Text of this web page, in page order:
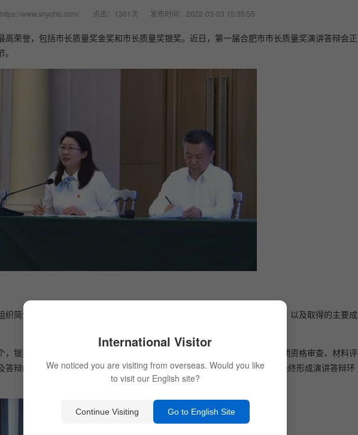
www.shychb.com/ 点击：1361次 发布时间：2022-03-03 15:35:55
荣誉，包括市长质量奖金奖和市长质量奖银奖。近日，第一届合肥市市长质量奖演讲答辩会正
简介、关键绩效、创新优势、未来方向、导入卓越绩效管理模式基本情况，以及取得的主要成
银奖不超过１０个，金奖、银奖分别奖励１００万元、２０万元。通过前期资格审查、材料评
辩的表现，进行现场评分，并采用“截尾均值法”的方式对评分进行统计，最终形成演讲答辩环
International Visitor
We noticed you are visiting from overseas. Would you like
to visit our English site?
Continue Visiting Go to English Site